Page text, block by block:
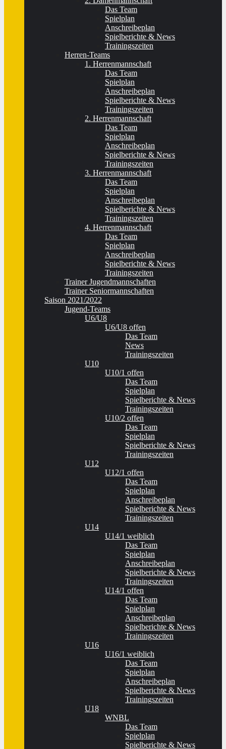
Das Team
Spielplan
Anschreibeplan
Spielberichte & News
Trainingszeiten
Herren-Teams
1. Herrenmannschaft
Das Team
Spielplan
Anschreibeplan
Spielberichte & News
Trainingszeiten
2. Herrenmannschaft
Das Team
Spielplan
Anschreibeplan
Spielberichte & News
Trainingszeiten
3. Herrenmannschaft
Das Team
Spielplan
Anschreibeplan
Spielberichte & News
Trainingszeiten
4. Herrenmannschaft
Das Team
Spielplan
Anschreibeplan
Spielberichte & News
Trainingszeiten
Trainer Jugendmannschaften
Trainer Seniormannschaften
Saison 2021/2022
Jugend-Teams
U6/U8
U6/U8 offen
Das Team
News
Trainingszeiten
U10
U10/1 offen
Das Team
Spielplan
Spielberichte & News
Trainingszeiten
U10/2 offen
Das Team
Spielplan
Spielberichte & News
Trainingszeiten
U12
U12/1 offen
Das Team
Spielplan
Anschreibeplan
Spielberichte & News
Trainingszeiten
U14
U14/1 weiblich
Das Team
Spielplan
Anschreibeplan
Spielberichte & News
Trainingszeiten
U14/1 offen
Das Team
Spielplan
Anschreibeplan
Spielberichte & News
Trainingszeiten
U16
U16/1 weiblich
Das Team
Spielplan
Anschreibeplan
Spielberichte & News
Trainingszeiten
U18
WNBL
Das Team
Spielplan
Spielberichte & News